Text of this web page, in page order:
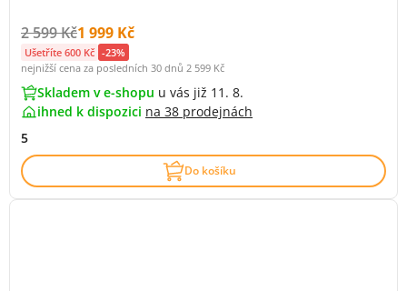
Původní cena s DPH:
2 599 KčCena s DPH:
1 999 Kč
Ušetříte 600 Kč -23%
nejnižší cena za posledních 30 dnů 2 599 Kč
Skladem v e-shopu u vás již 11. 8.
ihned k dispozici na 38 prodejnách
5
Do košíku